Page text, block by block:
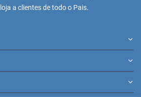
a clientes de todo o Pais.